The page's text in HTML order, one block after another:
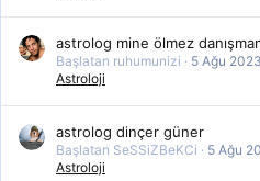
astrolog mine ölmez
Başlatan ruhumunizi 5 Ağu 2023
Astroloji
astrolog dinçer güner
Başlatan SeSSiZBeKCi 5 Ağu
Astroloji